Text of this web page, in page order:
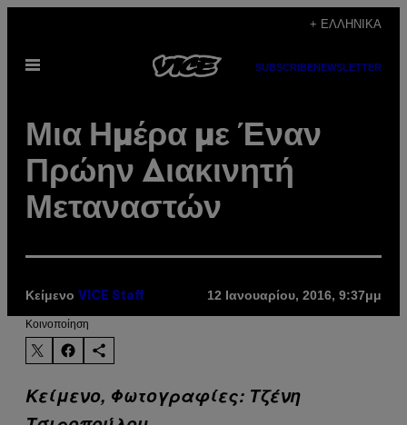
περιεχόμενο
+ ΕΛΛΗΝΙΚΆ
Ανοίξτε
SUBSCRIBENEWSLETTER
Μια Ημέρα με Έναν
Πρώην Διακινητή
Μεταναστών
Κείμενο VICE Staff 12 Ιανουαρίου, 2016, 9:37μμ
Kοινοποίηση
Κείμενο, Φωτογραφίες: Τζένη